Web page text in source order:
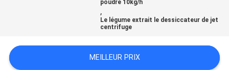
PLAN
poudre 10kg/h
,
Le légume extrait le dessiccateur de jet
centrifuge
MEILLEUR PRIX